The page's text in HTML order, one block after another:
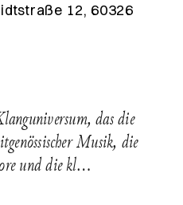
12, 60326
das die
Musik, die
und die kl…